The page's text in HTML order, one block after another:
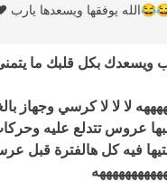
يوفقها ويسعدها يارب
ويسعدك بكل قلبك ما
لا لا لا كرسي
عروس تتدلع عليه
فيه كل هالفترة قبل